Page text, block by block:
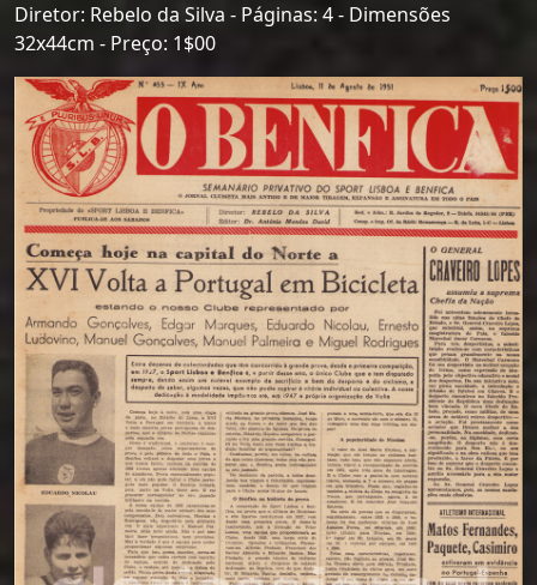
Diretor: Rebelo da Silva - Páginas: 4 - Dimensões
32x44cm - Preço: 1$00